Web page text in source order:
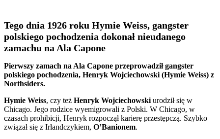
Tego dnia 1926 roku Hymie Weiss, gangster
polskiego pochodzenia dokonał nieudanego
zamachu na Ala Capone
Pierwszy zamach na Ala Capone przeprowadził gangster
polskiego pochodzenia, Henryk Wojciechowski (Hymie Weiss) z
Northsiders.
Hymie Weiss, czy też Henryk Wojciechowski urodził się w
Chicago. Jego rodzice wyemigrowali z Polski. W Chicago, w
czasach prohibicji, Henryk rozpoczął karierę przestępczą. Szybko
związał się z Irlandczykiem, O’Banionem.